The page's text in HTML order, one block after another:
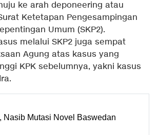
ke arah deponeering atau
Ketetapan Pengesampingan
Umum (SKP2).
melalui SKP2 juga sempat
Agung atas kasus yang
KPK sebelumnya, yakni kasus
Nasib Mutasi Novel Baswedan